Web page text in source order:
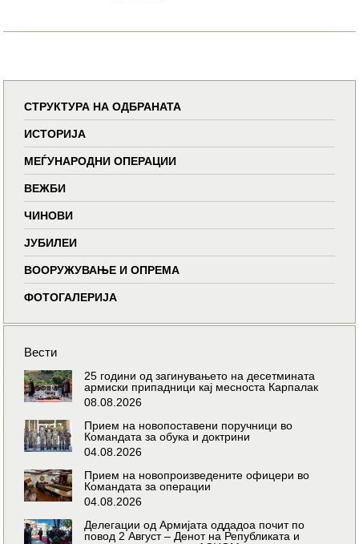
СТРУКТУРА НА ОДБРАНАТА
ИСТОРИЈА
МЕЃУНАРОДНИ ОПЕРАЦИИ
ВЕЖБИ
ЧИНОВИ
ЈУБИЛЕИ
ВООРУЖУВАЊЕ И ОПРЕМА
ФОТОГАЛЕРИЈА
Вести
25 години од загинувањето на десетмината
армиски припадници кај месноста Карпалак
08.08.2026
Прием на новопоставени поручници во
Командата за обука и доктрини
04.08.2026
Прием на новопроизведените офицери во
Командата за операции
04.08.2026
Делегации од Армијата оддадоа почит по
повод 2 Август – Денот на Републиката и